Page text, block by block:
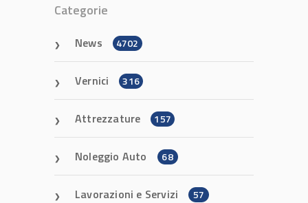
Categorie
News 4702
Vernici 316
Attrezzature 157
Noleggio Auto 68
Lavorazioni e Servizi 57